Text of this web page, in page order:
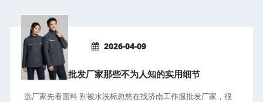
2026-04-09
济南工作服批发厂家那些不为人知的实用细节
选厂家先看面料 别被水洗标忽悠在找济南工作服批发厂家，很